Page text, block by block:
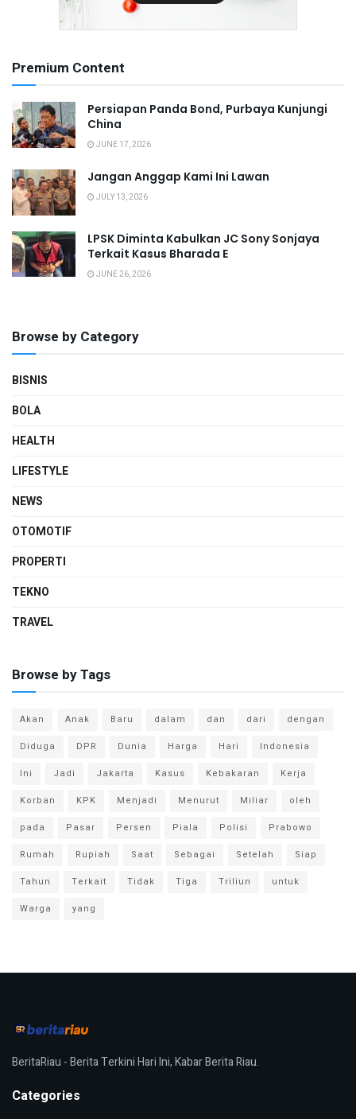
Premium Content
Persiapan Panda Bond, Purbaya Kunjungi
China
JUNE 17, 2026
Jangan Anggap Kami Ini Lawan
JULY 13, 2026
LPSK Diminta Kabulkan JC Sony Sonjaya
Terkait Kasus Bharada E
JUNE 26, 2026
Browse by Category
BISNIS
BOLA
HEALTH
LIFESTYLE
NEWS
OTOMOTIF
PROPERTI
TEKNO
TRAVEL
Browse by Tags
Akan Anak Baru dalam dan dari
dengan
Diduga
DPR Dunia Harga Hari
Indonesia
Ini
Jadi Jakarta Kasus Kebakaran
Kerja
Korban
KPK Menjadi Menurut Miliar
oleh
pada
Pasar Persen Piala Polisi
Prabowo
Rumah
Rupiah Saat Sebagai Setelah
Siap
Tahun
Terkait Tidak Tiga Triliun
untuk
Warga
yang
BeritaRiau - Berita Terkini Hari Ini, Kabar Berita Riau.
Categories